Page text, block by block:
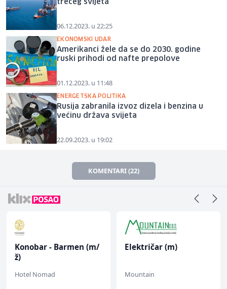
trećeg svijeta
06.12.2023. u 22:25
EKONOMSKI UDAR
Amerikanci žele da se do 2030. godine
ruski prihodi od nafte prepolove
01.12.2023. u 11:48
ENERGETSKA POLITIKA
Rusija zabranila izvoz dizela i benzina u
većinu država svijeta
22.09.2023. u 19:02
KOMENTARI (22)
Konobar - Barmen (m/
ž)
Hotel Nomad
Električar (m)
Mountain